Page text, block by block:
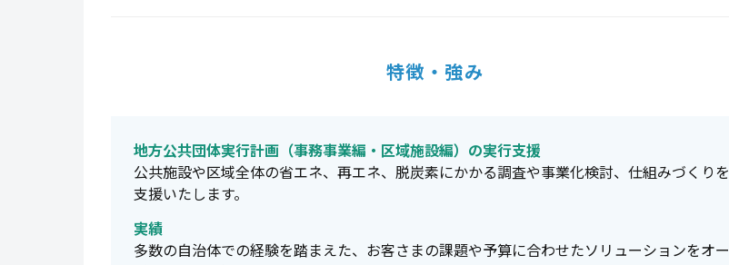
特徴・強み
地方公共団体実行計画（事務事業編・区域施設編）の実行支援
公共施設や区域全体の省エネ、再エネ、脱炭素にかかる調査や事業化検討、仕組みづくりを
支援いたします。
実績
多数の自治体での経験を踏まえた、お客さまの課題や予算に合わせたソリューションをオー